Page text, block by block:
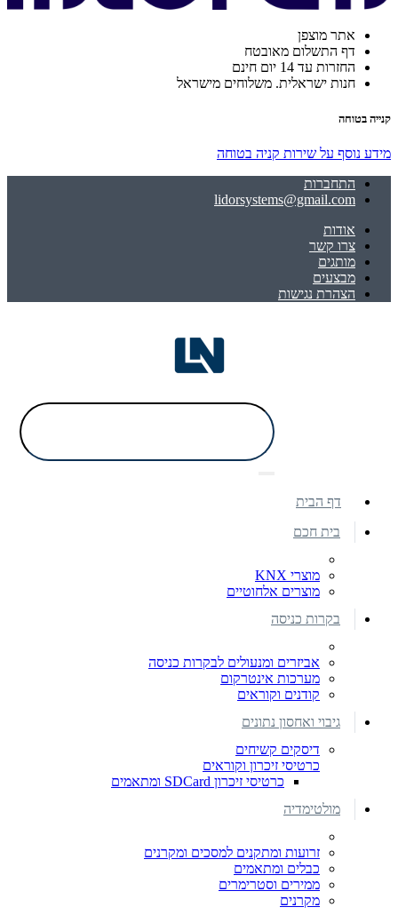
אתר מוצפן
דף התשלום מאובטח
החזרות עד 14 יום חינם
חנות ישראלית. משלוחים מישראל
קנייה בטוחה
מידע נוסף על שירות קניה בטוחה
התחברות
lidorsystems@gmail.com
אודות
צרו קשר
מותגים
מבצעים
הצהרת נגישות
דף הבית
בית חכם
מוצרי KNX
מוצרים אלחוטיים
בקרות כניסה
אביזרים ומנעולים לבקרות כניסה
מערכות אינטרקום
קודנים וקוראים
גיבוי ואחסון נתונים
דיסקים קשיחים
כרטיסי זיכרון וקוראים
כרטיסי זיכרון SDCard ומתאמים
מולטימדיה
זרועות ומתקנים למסכים ומקרנים
כבלים ומתאמים
ממירים וסטרימרים
מקרנים